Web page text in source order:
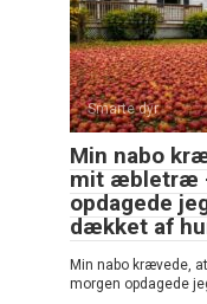
Smarte dyr
Min nabo
mit æbletræ
opdagede
dækket af
Min nabo krævede,
morgen opdagede